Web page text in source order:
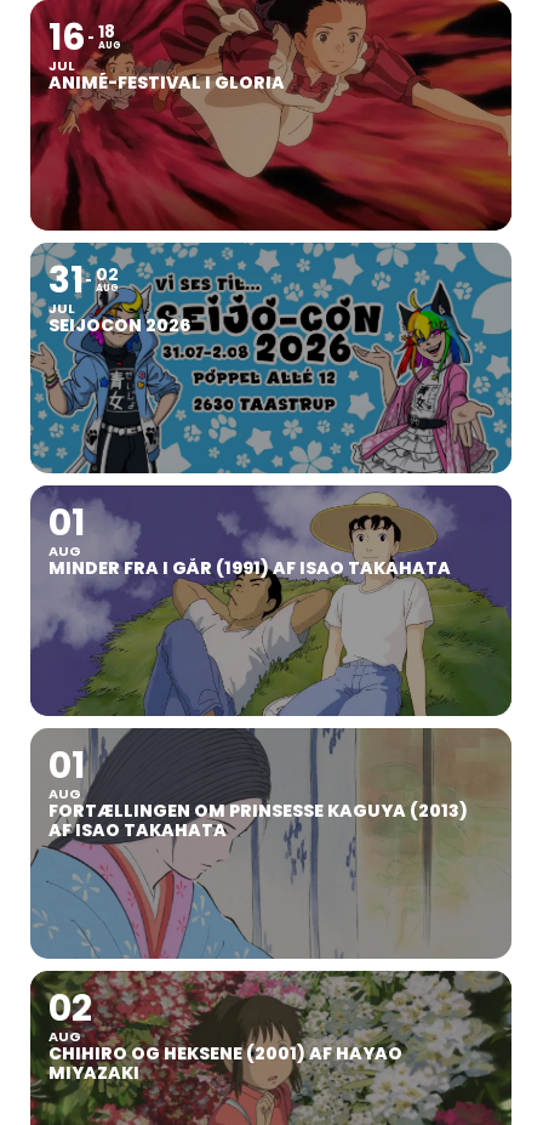
16
JUL
18
AUG
ANIMÉ-FESTIVAL I GLORIA
31
JUL
02
AUG
SEIJOCON 2026
01
AUG
MINDER FRA I GÅR (1991) AF ISAO TAKAHATA
01
AUG
FORTÆLLINGEN OM PRINSESSE KAGUYA (2013)
AF ISAO TAKAHATA
02
AUG
CHIHIRO OG HEKSENE (2001) AF HAYAO
MIYAZAKI